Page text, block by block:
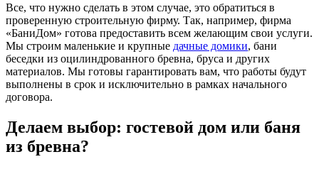
Все, что нужно сделать в этом случае, это обратиться в
проверенную строительную фирму. Так, например, фирма
«БаниДом» готова предоставить всем желающим свои услуги.
Мы строим маленькие и крупные дачные домики, бани
беседки из оцилиндрованного бревна, бруса и других
материалов. Мы готовы гарантировать вам, что работы будут
выполнены в срок и исключительно в рамках начального
договора.
Делаем выбор: гостевой дом или баня
из бревна?